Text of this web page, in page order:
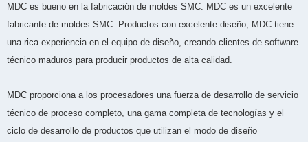
MDC es bueno en la fabricación de moldes SMC. MDC es un excelente
fabricante de moldes SMC. Productos con excelente diseño, MDC tiene
una rica experiencia en el equipo de diseño, creando clientes de software
técnico maduros para producir productos de alta calidad.
MDC proporciona a los procesadores una fuerza de desarrollo de servicio
técnico de proceso completo, una gama completa de tecnologías y el
ciclo de desarrollo de productos que utilizan el modo de diseño